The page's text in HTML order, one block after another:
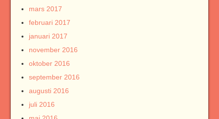
mars 2017
februari 2017
januari 2017
november 2016
oktober 2016
september 2016
augusti 2016
juli 2016